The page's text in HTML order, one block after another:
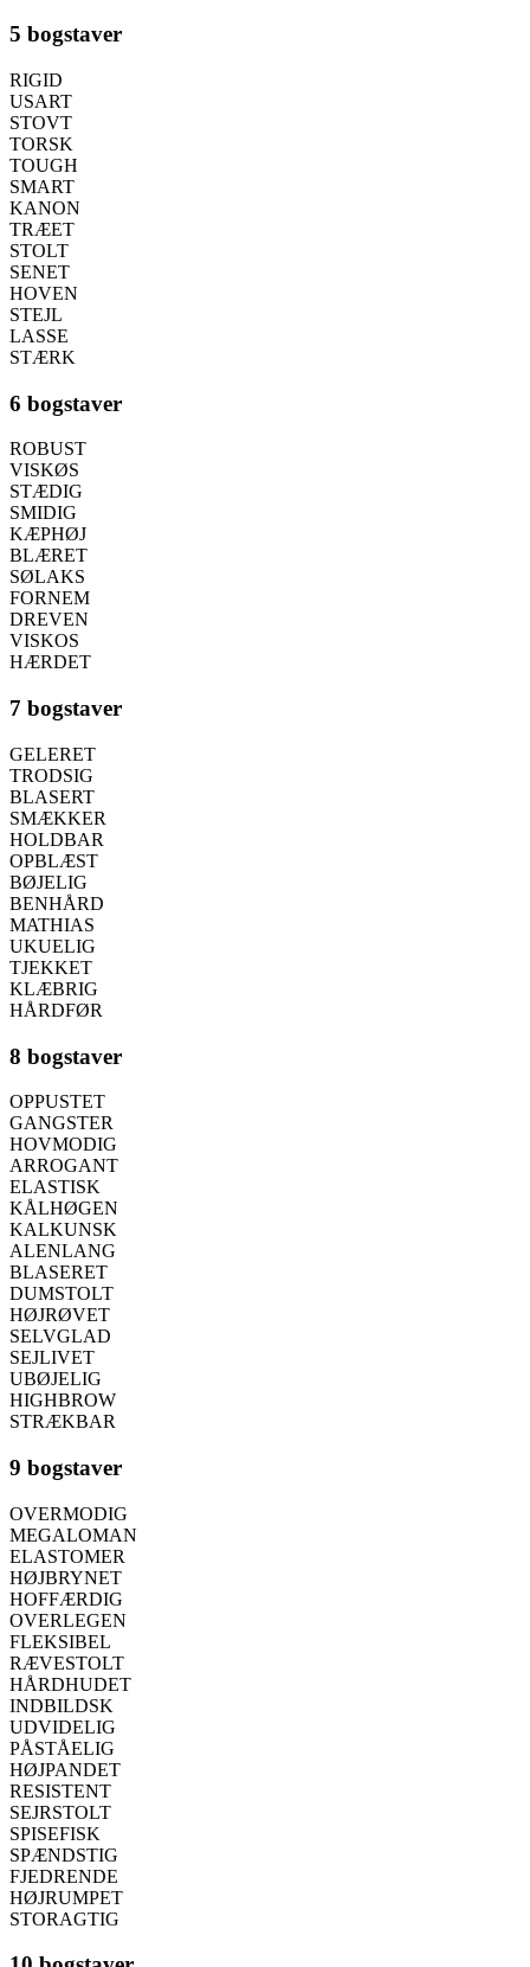
5 bogstaver
RIGID
USART
STOVT
TORSK
TOUGH
SMART
KANON
TRÆET
STOLT
SENET
HOVEN
STEJL
LASSE
STÆRK
6 bogstaver
ROBUST
VISKØS
STÆDIG
SMIDIG
KÆPHØJ
BLÆRET
SØLAKS
FORNEM
DREVEN
VISKOS
HÆRDET
7 bogstaver
GELERET
TRODSIG
BLASERT
SMÆKKER
HOLDBAR
OPBLÆST
BØJELIG
BENHÅRD
MATHIAS
UKUELIG
TJEKKET
KLÆBRIG
HÅRDFØR
8 bogstaver
OPPUSTET
GANGSTER
HOVMODIG
ARROGANT
ELASTISK
KÅLHØGEN
KALKUNSK
ALENLANG
BLASERET
DUMSTOLT
HØJRØVET
SELVGLAD
SEJLIVET
UBØJELIG
HIGHBROW
STRÆKBAR
9 bogstaver
OVERMODIG
MEGALOMAN
ELASTOMER
HØJBRYNET
HOFFÆRDIG
OVERLEGEN
FLEKSIBEL
RÆVESTOLT
HÅRDHUDET
INDBILDSK
UDVIDELIG
PÅSTÅELIG
HØJPANDET
RESISTENT
SEJRSTOLT
SPISEFISK
SPÆNDSTIG
FJEDRENDE
HØJRUMPET
STORAGTIG